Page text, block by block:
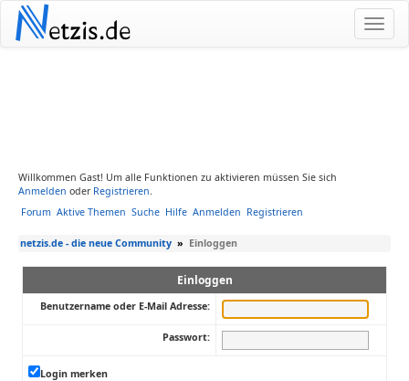
Netzis.de
Willkommen Gast! Um alle Funktionen zu aktivieren müssen Sie sich
Anmelden oder Registrieren.
Forum Aktive Themen Suche Hilfe Anmelden Registrieren
netzis.de - die neue Community » Einloggen
Einloggen
Benutzername oder E-Mail Adresse:
Passwort:
Login merken